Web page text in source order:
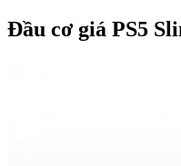
Đầu cơ giá PS5